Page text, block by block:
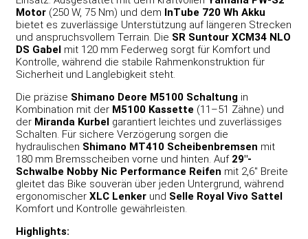
Motor (250 W, 75 Nm) und dem InTube 720 Wh Akku
bietet es zuverlässige Unterstützung auf längeren Strecken
und anspruchsvollem Terrain. Die SR Suntour XCM34 NLO
DS Gabel mit 120 mm Federweg sorgt für Komfort und
Kontrolle, während die stabile Rahmenkonstruktion für
Sicherheit und Langlebigkeit steht.
Die präzise Shimano Deore M5100 Schaltung in
Kombination mit der M5100 Kassette (11–51 Zähne) und
der Miranda Kurbel garantiert leichtes und zuverlässiges
Schalten. Für sichere Verzögerung sorgen die
hydraulischen Shimano MT410 Scheibenbremsen mit
180 mm Bremsscheiben vorne und hinten. Auf 29″-
Schwalbe Nobby Nic Performance Reifen mit 2,6″ Breite
gleitet das Bike souverän über jeden Untergrund, während
ergonomischer XLC Lenker und Selle Royal Vivo Sattel
Komfort und Kontrolle gewährleisten.
Highlights: